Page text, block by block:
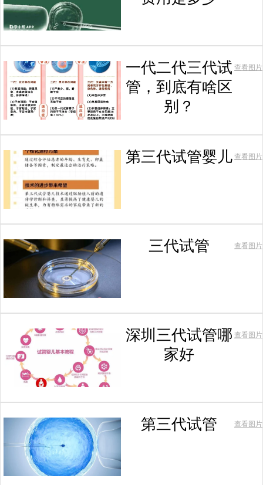
一代二代三代试
管，到底有啥区
别？
查看图片
第三代试管婴儿 查看图片
三代试管 查看图片
深圳三代试管哪
家好
查看图片
第三代试管 查看图片